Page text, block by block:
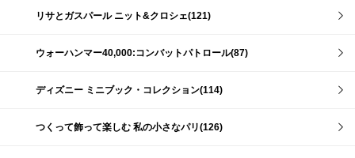
リサとガスパール ニット&クロシェ(121)
ウォーハンマー40,000:コンバットパトロール(87)
ディズニー ミニブック・コレクション(114)
つくって飾って楽しむ 私の小さなパリ(126)